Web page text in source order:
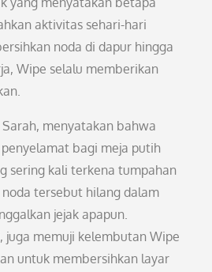
aktivitas sehari-hari
noda di dapur hingga
Wipe selalu memberikan
menyatakan bahwa
bagi meja putih
sering kali terkena tumpahan
tersebut hilang dalam
jejak apapun.
juga memuji kelembutan Wipe
untuk membersihkan layar